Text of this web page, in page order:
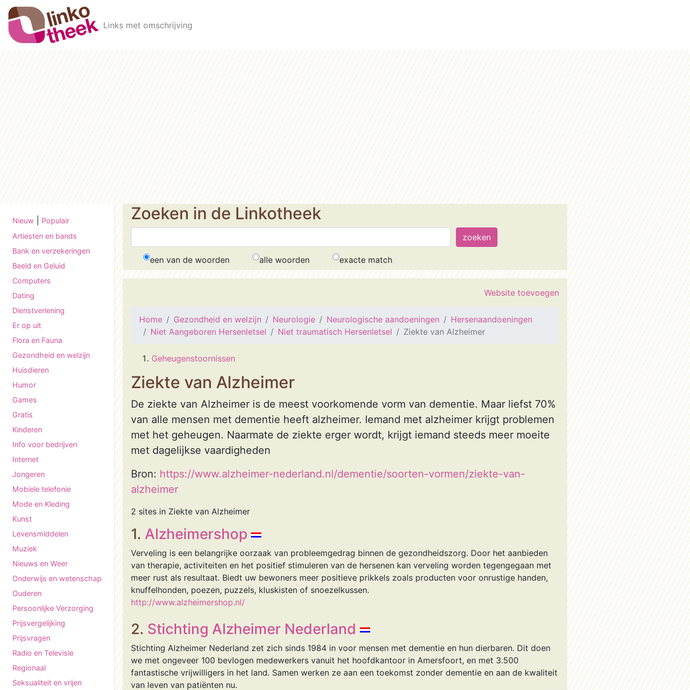
Skip to main content
Links met omschrijving
Nieuw
Populair
Artiesten en bands
Bank en verzekeringen
Beeld en Geluid
Computers
Dating
Dienstverlening
Er op uit
Flora en Fauna
Gezondheid en welzijn
Huisdieren
Humor
Games
Gratis
Kinderen
Info voor bedrijven
Internet
Jongeren
Mobiele telefonie
Mode en Kleding
Kunst
Levensmiddelen
Muziek
Nieuws en Weer
Onderwijs en wetenschap
Ouderen
Persoonlijke Verzorging
Prijsvergelijking
Prijsvragen
Radio en Televisie
Regionaal
Seksualiteit en vrijen
Zoeken in de Linkotheek
een van de woorden alle woorden exacte match
Website toevoegen
Home Gezondheid en welzijn Neurologie Neurologische aandoeningen
Hersenaandoeningen
Niet Aangeboren Hersenletsel
Niet traumatisch Hersenletsel Ziekte van Alzheimer
Geheugenstoornissen
Ziekte van Alzheimer
De ziekte van Alzheimer is de meest voorkomende vorm van dementie. Maar liefst 70%
van alle mensen met dementie heeft alzheimer. Iemand met alzheimer krijgt problemen
met het geheugen. Naarmate de ziekte erger wordt, krijgt iemand steeds meer moeite
met dagelijkse vaardigheden
Bron: https://www.alzheimer-nederland.nl/dementie/soorten-vormen/ziekte-van-
alzheimer
2 sites in Ziekte van Alzheimer
1. Alzheimershop
Verveling is een belangrijke oorzaak van probleemgedrag binnen de gezondheidszorg. Door het aanbieden
van therapie, activiteiten en het positief stimuleren van de hersenen kan verveling worden tegengegaan met
meer rust als resultaat. Biedt uw bewoners meer positieve prikkels zoals producten voor onrustige handen,
knuffelhonden, poezen, puzzels, kluskisten of snoezelkussen.
http://www.alzheimershop.nl/
2. Stichting Alzheimer Nederland
Stichting Alzheimer Nederland zet zich sinds 1984 in voor mensen met dementie en hun dierbaren. Dit doen
we met ongeveer 100 bevlogen medewerkers vanuit het hoofdkantoor in Amersfoort, en met 3.500
fantastische vrijwilligers in het land. Samen werken ze aan een toekomst zonder dementie en aan de kwaliteit
van leven van patiënten nu.